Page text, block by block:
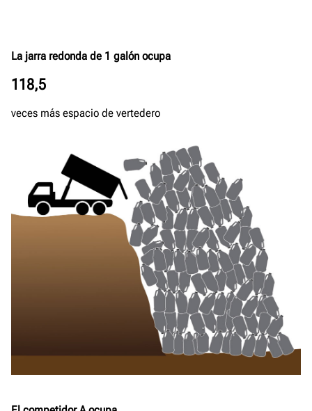
La jarra redonda de 1 galón ocupa
118,5
veces más espacio de vertedero